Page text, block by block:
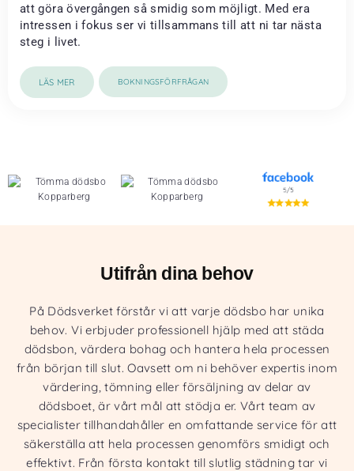
att göra övergången så smidig som möjligt. Med era
intressen i fokus ser vi tillsammans till att ni tar nästa
steg i livet.
LÄS MER BOKNINGSFÖRFRÅGAN
Utifrån dina behov
På Dödsverket förstår vi att varje dödsbo har unika
behov. Vi erbjuder professionell hjälp med att städa
dödsbon, värdera bohag och hantera hela processen
från början till slut. Oavsett om ni behöver expertis inom
värdering, tömning eller försäljning av delar av
dödsboet, är vårt mål att stödja er. Vårt team av
specialister tillhandahåller en omfattande service för att
säkerställa att hela processen genomförs smidigt och
effektivt. Från första kontakt till slutlig städning tar vi